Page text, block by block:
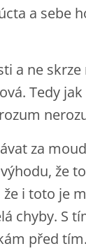
a sebe
a ne
Tedy
za
že
i toto je
chyby. S
před